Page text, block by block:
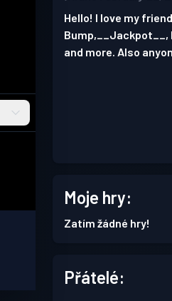
Hello! I love my
Bump,__Jackpot__,
and more. Also
Moje hry:
Zatím žádné hry!
Přátelé: